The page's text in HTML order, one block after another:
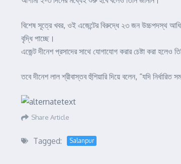
বিশেষ সূত্রে খবর, ওই এজেন্টের বিরুদ্ধে ২৩ জন উচ্চপদস্থ
বৃদ্ধি পাচ্ছে।
এজেন্ট দীনেশ প্রসাদের সাথে যোগাযোগ করার চেষ্টা করা হলেও
তবে দীনেশ লাল শ্রীবাস্তব হুঁশিয়ারি দিয়ে বলেন, “যদি
Share Article
Tagged: Salanpur